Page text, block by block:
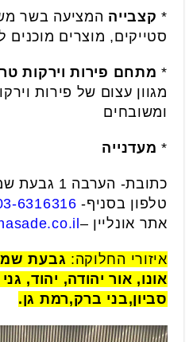
*קצבייה המציעה בשר
סטייקים, מוצרים מוכנים
* מתחם פירות וירקות
מגוון עצום של פירות
ומשובחים
* מעדנייה
כתובת- הערבה 1 גבעת שמואל, מתחם הסיב.
טלפון בסניף- 6316316
אתר אונליין –
איזורי החלוקה: גבעת
אונו, אור יהודה, יהוד,
סביון,בני ברק,רמת גן.